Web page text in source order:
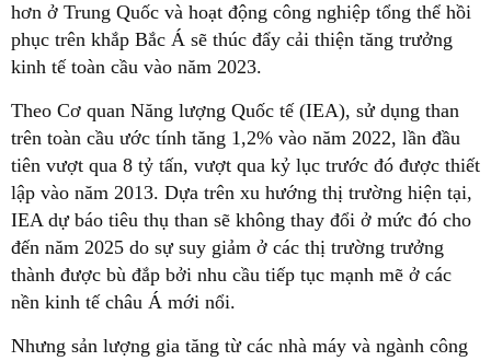
hơn ở Trung Quốc và hoạt động công nghiệp tổng thể hồi
phục trên khắp Bắc Á sẽ thúc đẩy cải thiện tăng trưởng
kinh tế toàn cầu vào năm 2023.
Theo Cơ quan Năng lượng Quốc tế (IEA), sử dụng than
trên toàn cầu ước tính tăng 1,2% vào năm 2022, lần đầu
tiên vượt qua 8 tỷ tấn, vượt qua kỷ lục trước đó được thiết
lập vào năm 2013. Dựa trên xu hướng thị trường hiện tại,
IEA dự báo tiêu thụ than sẽ không thay đổi ở mức đó cho
đến năm 2025 do sự suy giảm ở các thị trường trưởng
thành được bù đắp bởi nhu cầu tiếp tục mạnh mẽ ở các
nền kinh tế châu Á mới nổi.
Nhưng sản lượng gia tăng từ các nhà máy và ngành công